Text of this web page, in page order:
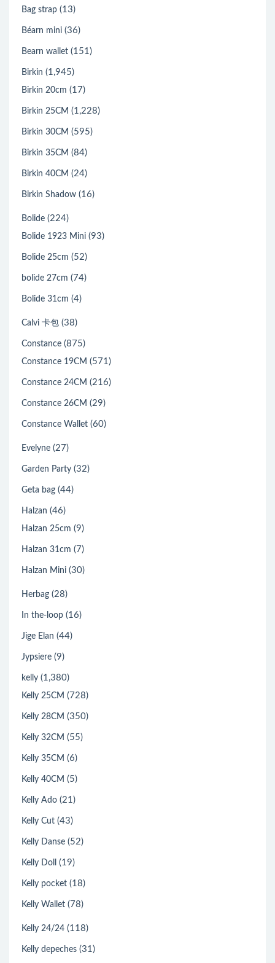
Bag strap (13)
Béarn mini (36)
Bearn wallet (151)
Birkin (1,945)
Birkin 20cm (17)
Birkin 25CM (1,228)
Birkin 30CM (595)
Birkin 35CM (84)
Birkin 40CM (24)
Birkin Shadow (16)
Bolide (224)
Bolide 1923 Mini (93)
Bolide 25cm (52)
bolide 27cm (74)
Bolide 31cm (4)
Calvi 卡包 (38)
Constance (875)
Constance 19CM (571)
Constance 24CM (216)
Constance 26CM (29)
Constance Wallet (60)
Evelyne (27)
Garden Party (32)
Geta bag (44)
Halzan (46)
Halzan 25cm (9)
Halzan 31cm (7)
Halzan Mini (30)
Herbag (28)
In the-loop (16)
Jige Elan (44)
Jypsiere (9)
kelly (1,380)
Kelly 25CM (728)
Kelly 28CM (350)
Kelly 32CM (55)
Kelly 35CM (6)
Kelly 40CM (5)
Kelly Ado (21)
Kelly Cut (43)
Kelly Danse (52)
Kelly Doll (19)
Kelly pocket (18)
Kelly Wallet (78)
Kelly 24/24 (118)
Kelly depeches (31)